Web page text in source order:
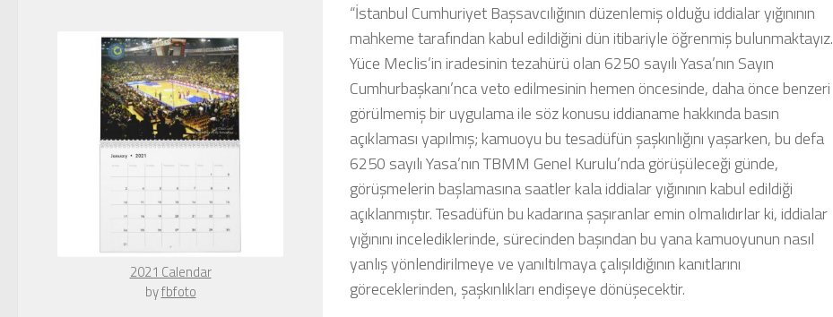
“İstanbul Cumhuriyet Başsavcılığının düzenlemiş olduğu iddialar yığınının
mahkeme tarafından kabul edildiğini dün itibariyle öğrenmiş bulunmaktayız.
Yüce Meclis’in iradesinin tezahürü olan 6250 sayılı Yasa’nın Sayın
Cumhurbaşkanı’nca veto edilmesinin hemen öncesinde, daha önce benzeri
görülmemiş bir uygulama ile söz konusu iddianame hakkında basın
açıklaması yapılmış; kamuoyu bu tesadüfün şaşkınlığını yaşarken, bu defa
6250 sayılı Yasa’nın TBMM Genel Kurulu’nda görüşüleceği günde,
görüşmelerin başlamasına saatler kala iddialar yığınının kabul edildiği
açıklanmıştır. Tesadüfün bu kadarına şaşıranlar emin olmalıdırlar ki, iddialar
yığınını incelediklerinde, sürecinden başından bu yana kamuoyunun nasıl
yanlış yönlendirilmeye ve yanıltılmaya çalışıldığının kanıtlarını
göreceklerinden, şaşkınlıkları endişeye dönüşecektir.
The Rising Sun Over Europe -
Choreography Canvas Print
Alex - Espresso Mug
byfbfoto
Enthusiasm and Joy by Fenerbahçe
Fans Mug